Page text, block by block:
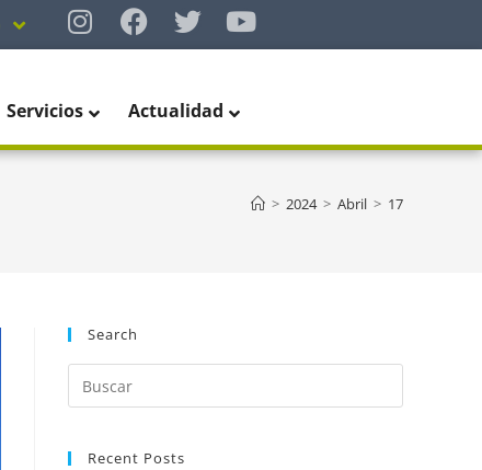
Servicios Actualidad
> 2024 > Abril > 17
Search
Recent Posts